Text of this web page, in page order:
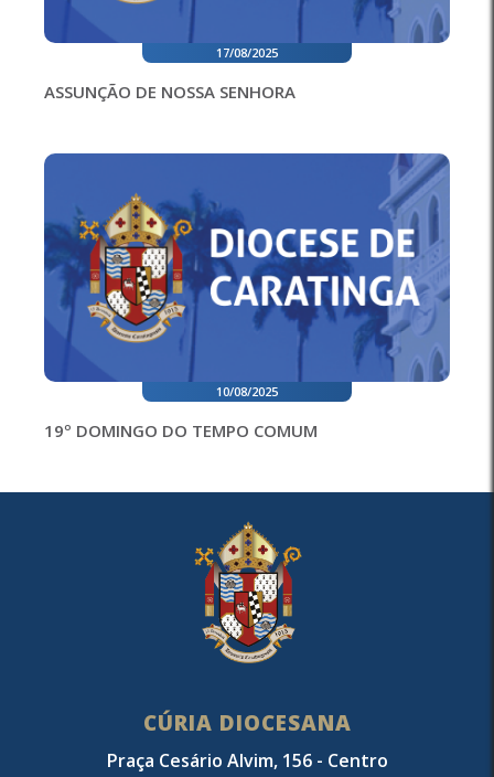
17/08/2025
ASSUNÇÃO DE NOSSA SENHORA
10/08/2025
19º DOMINGO DO TEMPO COMUM
CÚRIA DIOCESANA
Praça Cesário Alvim, 156 - Centro